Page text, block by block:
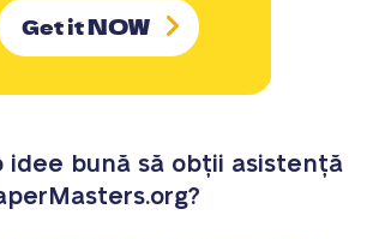
Get itNOW
idee bună să obții asistență